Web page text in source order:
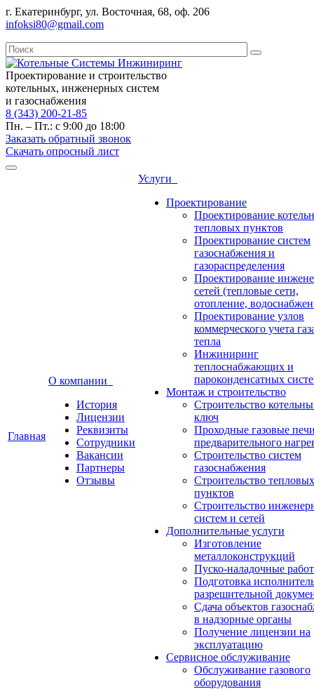
г. Екатеринбург, ул. Восточная, 68, оф. 206
infoksi80@gmail.com
Проектирование и строительство
котельных, инженерных систем
и газоснабжения
8 (343) 200-21-85
Пн. – Пт.: с 9:00 до 18:00
Заказать обратный звонок
Скачать опросный лист
Главная
О компании
История
Лицензии
Реквизиты
Сотрудники
Вакансии
Партнеры
Отзывы
Услуги
Проектирование
Проектирование
тепловых пунктов
Проектирование систем
газоснабжения и
газораспределения
Проектирование
сетей (тепловые сети,
отопление,
Проектирование узлов
коммерческого учета
тепла
Инжиниринг
теплоснабжающих и
пароконденсатных
Монтаж и строительство
Строительство
ключ
Проходные газовые
предварительного
Строительство систем
газоснабжения
Строительство тепловых
пунктов
Строительство
систем и сетей
Дополнительные услуги
Изготовление
металлоконструкций
Пуско-наладочные
Подготовка
разрешительной
Сдача объектов
в надзорные органы
Получение лицензии на
эксплуатацию
Сервисное обслуживание
Обслуживание газового
оборудования